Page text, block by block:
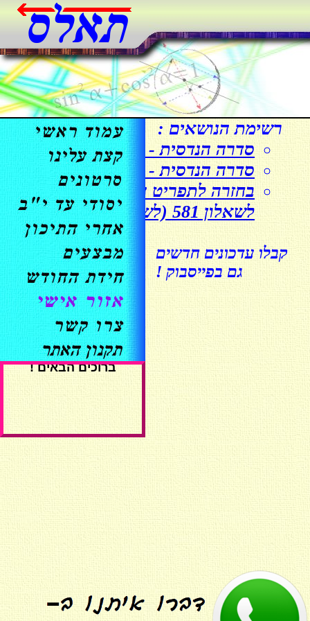
ברוכים הבאים !
רשימת הנושאים :
סדרה הנדסית - חלק א'
סדרה הנדסית - חלק ב'
בחזרה לתפריט הקודם : סדרות
לשאלון 581 (לשעבר 806)
קבלו עדכונים חדשים
גם בפייסבוק !